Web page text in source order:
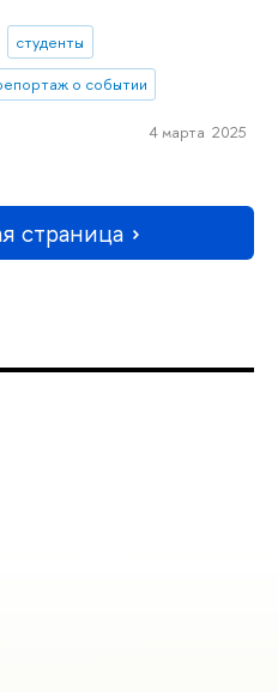
студенты
о событии
4 марта 2025
страница